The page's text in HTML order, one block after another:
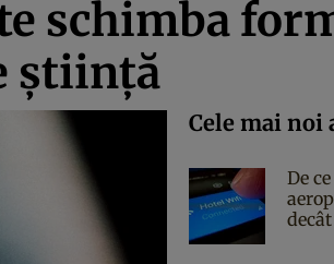
schimba
ştiinţă
Cele mai noi
De